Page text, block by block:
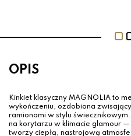
OPIS
Kinkiet klasyczny MAGNOLIA to
wykończeniu, ozdobiona
ramionami w stylu
na korytarzu w klimacie glamour
tworzy ciepłą, nastrojową